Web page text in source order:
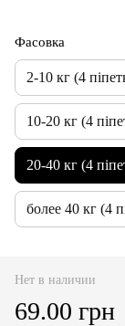
Фасовка
2-10 кг (4
10-20 кг (4
20-40 кг (4
более 40 кг (4
Нет в наличии
69.00 грн